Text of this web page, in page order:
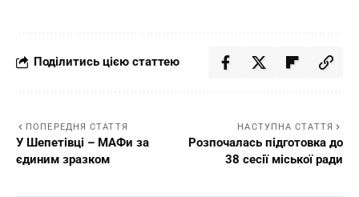
Поділитись цією статтею
ПОПЕРЕДНЯ СТАТТЯ
У Шепетівці – МАФи за
єдиним зразком
НАСТУПНА СТАТТЯ
Розпочалась підготовка до
38 сесії міської ради